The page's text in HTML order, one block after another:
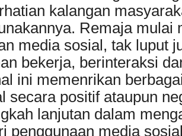
kalangan
Remaja mulai
media sosial, tak luput
bekerja, berinteraksi
ini memenrikan
secara positif ataupun
lanjutan dalam
penggunaan media